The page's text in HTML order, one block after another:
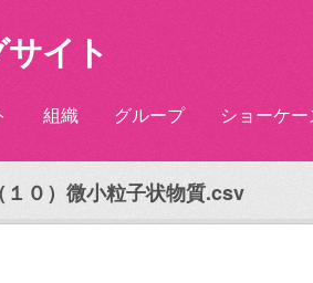
イト
組織 グループ ショーケ
（１０）微小粒子状物質.csv